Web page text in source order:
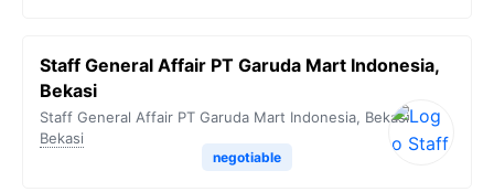
Staff General Affair PT Garuda Mart Indonesia,
Bekasi
Staff General Affair PT Garuda Mart Indonesia, Bekasi
Bekasi
negotiable